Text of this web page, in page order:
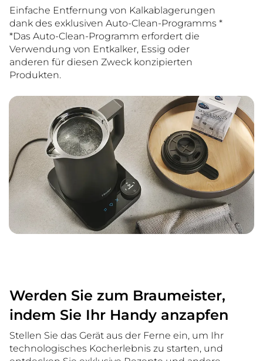
Einfache Entfernung von Kalkablagerungen
dank des exklusiven Auto-Clean-Programms *
*Das Auto-Clean-Programm erfordert die
Verwendung von Entkalker, Essig oder
anderen für diesen Zweck konzipierten
Produkten.
Werden Sie zum Braumeister,
indem Sie Ihr Handy anzapfen
Stellen Sie das Gerät aus der Ferne ein, um Ihr
technologisches Kocherlebnis zu starten, und